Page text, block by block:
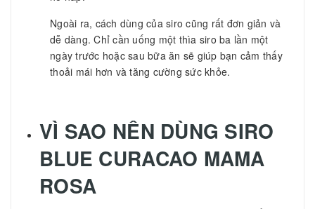
Ngoài ra, cách dùng của siro cũng rất đơn giản và
dễ dàng. Chỉ cần uống một thìa siro ba lần một
ngày trước hoặc sau bữa ăn sẽ giúp bạn cảm thấy
thoải mái hơn và tăng cường sức khỏe.
VÌ SAO NÊN DÙNG SIRO
BLUE CURACAO MAMA
ROSA